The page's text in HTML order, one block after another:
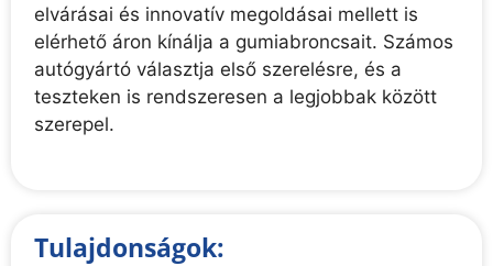
elvárásai és innovatív megoldásai mellett is
elérhető áron kínálja a gumiabroncsait. Számos
autógyártó választja első szerelésre, és a
teszteken is rendszeresen a legjobbak között
szerepel.
Tulajdonságok: